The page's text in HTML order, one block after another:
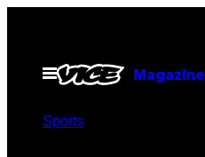
contenido
Abrir
Menú
Magazine
Sports